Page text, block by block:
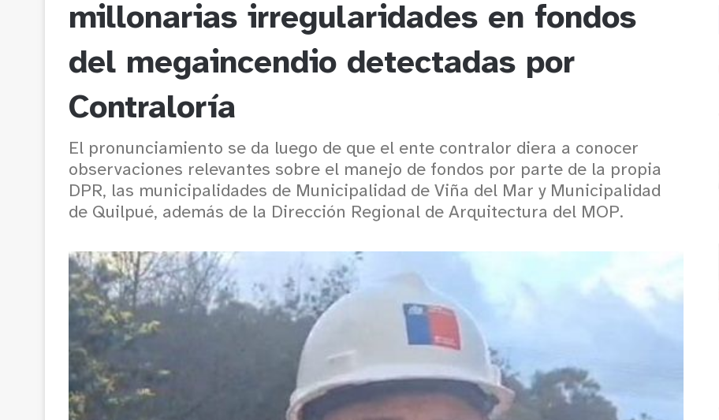
millonarias irregularidades en fondos
del megaincendio detectadas por
Contraloría
El pronunciamiento se da luego de que el ente contralor diera a conocer
observaciones relevantes sobre el manejo de fondos por parte de la propia
DPR, las municipalidades de Municipalidad de Viña del Mar y Municipalidad
de Quilpué, además de la Dirección Regional de Arquitectura del MOP.